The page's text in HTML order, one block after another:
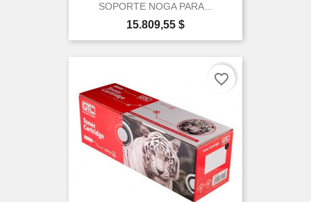
SOPORTE NOGA PARA...
Precio
15.809,55 $
favorite_border